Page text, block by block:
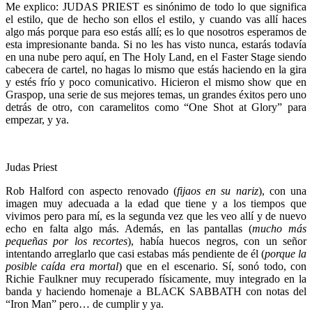
Me explico: JUDAS PRIEST es sinónimo de todo lo que significa
el estilo, que de hecho son ellos el estilo, y cuando vas allí haces
algo más porque para eso estás allí; es lo que nosotros esperamos de
esta impresionante banda. Si no les has visto nunca, estarás todavía
en una nube pero aquí, en The Holy Land, en el Faster Stage siendo
cabecera de cartel, no hagas lo mismo que estás haciendo en la gira
y estés frío y poco comunicativo. Hicieron el mismo show que en
Graspop, una serie de sus mejores temas, un grandes éxitos pero uno
detrás de otro, con caramelitos como “One Shot at Glory” para
empezar, y ya.
Judas Priest
Rob Halford con aspecto renovado (fijaos en su nariz), con una
imagen muy adecuada a la edad que tiene y a los tiempos que
vivimos pero para mí, es la segunda vez que les veo allí y de nuevo
echo en falta algo más. Además, en las pantallas (mucho más
pequeñas por los recortes), había huecos negros, con un señor
intentando arreglarlo que casi estabas más pendiente de él (porque la
posible caída era mortal) que en el escenario. Sí, sonó todo, con
Richie Faulkner muy recuperado físicamente, muy integrado en la
banda y haciendo homenaje a BLACK SABBATH con notas del
“Iron Man” pero… de cumplir y ya.